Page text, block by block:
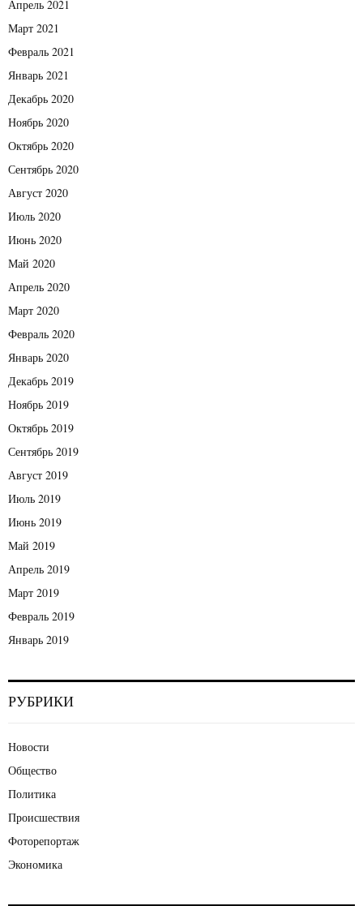
Апрель 2021
Март 2021
Февраль 2021
Январь 2021
Декабрь 2020
Ноябрь 2020
Октябрь 2020
Сентябрь 2020
Август 2020
Июль 2020
Июнь 2020
Май 2020
Апрель 2020
Март 2020
Февраль 2020
Январь 2020
Декабрь 2019
Ноябрь 2019
Октябрь 2019
Сентябрь 2019
Август 2019
Июль 2019
Июнь 2019
Май 2019
Апрель 2019
Март 2019
Февраль 2019
Январь 2019
РУБРИКИ
Новости
Общество
Политика
Происшествия
Фоторепортаж
Экономика